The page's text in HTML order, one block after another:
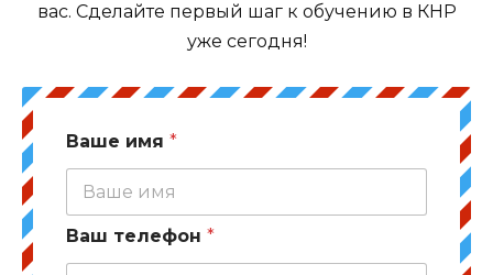
вас. Сделайте первый шаг к обучению в КНР
уже сегодня!
Ваше имя *
Ваш телефон *